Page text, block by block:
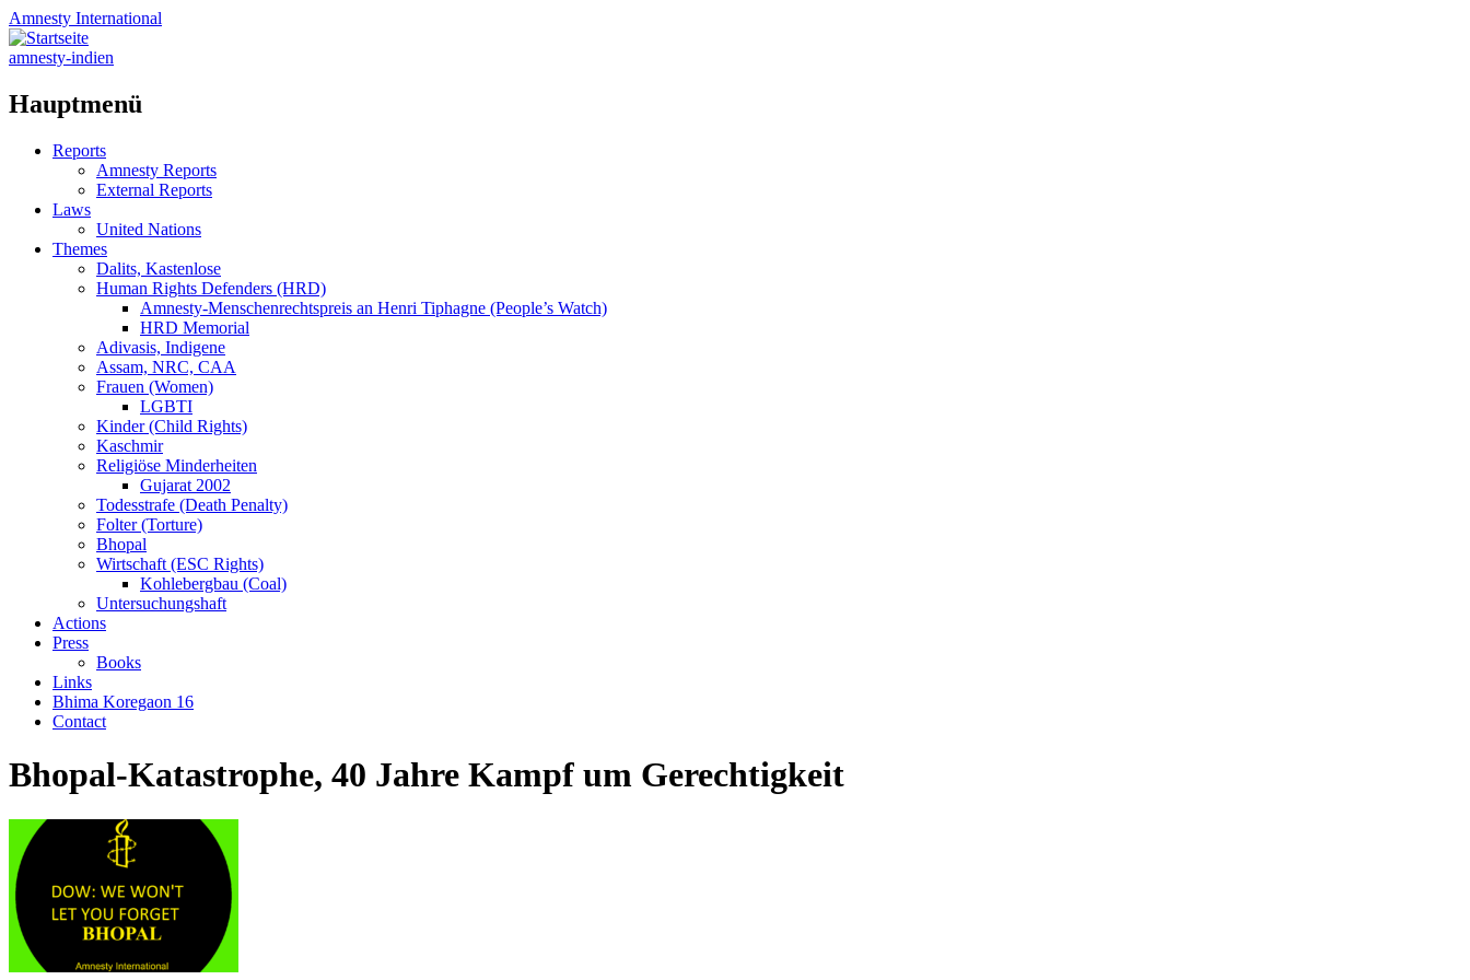
Amnesty International
amnesty-indien
Hauptmenü
Zum
Reports
Amnesty Reports
External Reports
Laws
United Nations
Themes
Dalits, Kastenlose
Human Rights Defenders (HRD)
Amnesty-Menschenrechtspreis an Henri Tiphagne (People’s Watch)
HRD Memorial
Adivasis, Indigene
Assam, NRC, CAA
Frauen (Women)
LGBTI
Kinder (Child Rights)
Kaschmir
Religiöse Minderheiten
Gujarat 2002
Todesstrafe (Death Penalty)
Folter (Torture)
Bhopal
Wirtschaft (ESC Rights)
Kohlebergbau (Coal)
Untersuchungshaft
Actions
Press
Books
Links
Bhima Koregaon 16
Contact
Bhopal-Katastrophe, 40 Jahre Kampf um Gerechtigkeit